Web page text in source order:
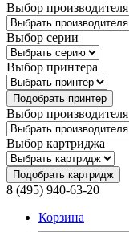
Выбор производителя
Выбор серии
Выбор принтера
Подобрать принтер
Выбор производителя
Выбор картриджа
Подобрать картридж
8 (495) 940-63-20
Корзина